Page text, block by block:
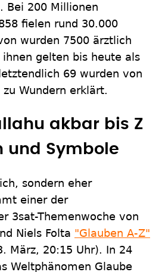
Bei 200 Millionen
fielen rund 30.000
wurden 7500 ärztlich
gelten bis heute als
69 wurden von
Wundern erklärt.
akbar bis Z
und Symbole
sondern eher
einer der
3sat-Themenwoche von
Niels Folta "Glauben A-Z"
März, 20:15 Uhr). In 24
Weltphänomen Glaube